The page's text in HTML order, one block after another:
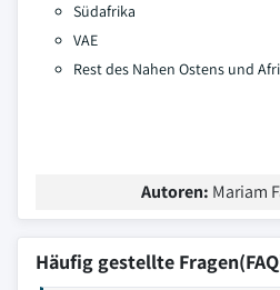
Südafrika
VAE
Rest des Nahen Ostens und
Autoren: Mariam
Häufig gestellte